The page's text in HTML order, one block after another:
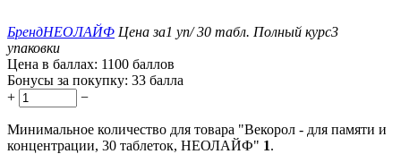
БрендНЕОЛАЙФ Цена за1 уп/ 30 табл. Полный курс3
упаковки
Цена в баллах: 1100 баллов
Бонусы за покупку: 33 балла
+
−
Минимальное количество для товара "Векорол - для памяти и
концентрации, 30 таблеток, НЕОЛАЙФ" 1.